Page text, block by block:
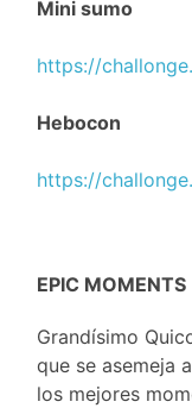
Mini sumo
https://
Hebocon
https://
EPIC MOMENTS
Grandísimo
que se asemeja
los mejores